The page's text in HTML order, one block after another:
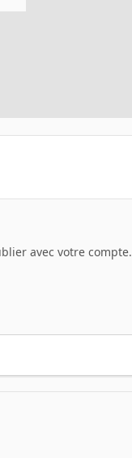
avec votre compte.